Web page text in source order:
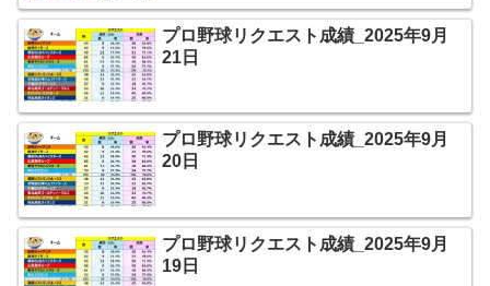
プロ野球リクエスト成績_2025年9月
21日
プロ野球リクエスト成績_2025年9月
20日
プロ野球リクエスト成績_2025年9月
19日